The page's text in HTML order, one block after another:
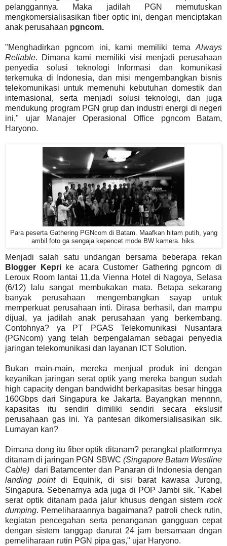
pelanggannya. Maka jadilah PGN memutuskan
mengkomersialisasikan fiber optic ini, dengan menciptakan
anak perusahaan pgncom.
"Menghadirkan pgncom ini, kami memiliki temaAlways
Reliable. Dimana kami memiliki visi menjadi perusahaan
penyedia solusi teknologi Informasi dan komunikasi
terkemuka di Indonesia, dan misi mengembangkan bisnis
telekomunikasi untuk memenuhi kebutuhan domestik dan
internasional, serta menjadi solusi teknologi, dan juga
mendukung program PGN grup dan industri energi di negeri
ini," ujar Manajer Operasional Office pgncom Batam,
Haryono.
Para peserta Gathering PGNcom di Batam. Maafkan hitam putih, yang
ambil foto ga sengaja kepencet mode BW kamera. hiks.
Menjadi salah satu undangan bersama beberapa rekan
Blogger Keprike acara Customer Gathering pgncom di
Leroux Room lantai 11,da Vienna Hotel di Nagoya, Selasa
(6/12) lalu sangat membukakan mata. Betapa sekarang
banyak perusahaan mengembangkan sayap untuk
memperkuat perusahaan inti. Dirasa berhasil, dan mampu
dijual, ya jadilah anak perusahaan yang berkembang.
Contohnya? ya PT PGAS Telekomunikasi Nusantara
(PGNcom) yang telah berpengalaman sebagai penyedia
jaringan telekomunikasi dan layanan ICT Solution.
Bukan main-main, mereka menjual produk ini dengan
keyanikan jaringan serat optik yang mereka bangun sudah
high capacity dengan bandwidht berkapasitas besar hingga
160Gbps dari Singapura ke Jakarta. Bayangkan mennnn,
kapasitas itu sendiri dimiliki sendiri secara ekslusif
perusahaan gas ini. Ya pantesan dikomersialisasikan sik.
Lumayan kan?
Dimana dong itu fiber optik ditanam? perangkat platformnya
ditanam di jaringan PGN SBWC (Singapore Batam Westline
Cable) dari Batamcenter dan Panaran di Indonesia dengan
landing pointdi Equinik, di sisi barat kawasa Jurong,
Singapura. Sebenarnya ada juga di POP Jambi sik. "Kabel
serat optik ditanam pada jalur khusus dengan sistem rock
dumping. Pemeliharaannya bagaimana? patroli check rutin,
kegiatan pencegahan serta penanganan gangguan cepat
dengan sistem tanggap darurat 24 jam bersamaan dngan
pemeliharaan rutin PGN pipa gas," ujar Haryono.